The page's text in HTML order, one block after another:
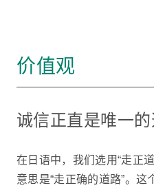
价值观
诚信正直是唯一
在日语中，我们选用“走正
意思是“走正确的道路”。这